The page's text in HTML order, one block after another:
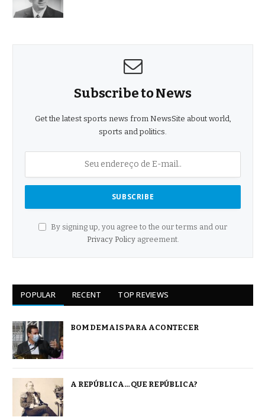
Subscribe to News
Get the latest sports news from NewsSite about world,
sports and politics.
By signing up, you agree to the our terms and our
Privacy Policyagreement.
POPULAR RECENT TOP REVIEWS
BOM DEMAIS PARA ACONTECER
A REPÚBLICA… QUE REPÚBLICA?